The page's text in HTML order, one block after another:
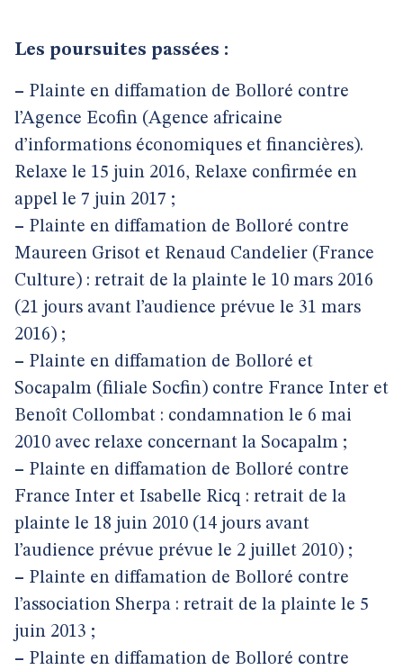
Les poursuites passées :
– Plainte en diffamation de Bolloré contre
l’Agence Ecofin (Agence africaine
d’informations économiques et financières).
Relaxe le 15 juin 2016, Relaxe confirmée en
appel le 7 juin 2017 ;
– Plainte en diffamation de Bolloré contre
Maureen Grisot et Renaud Candelier (France
Culture) : retrait de la plainte le 10 mars 2016
(21 jours avant l’audience prévue le 31 mars
2016) ;
– Plainte en diffamation de Bolloré et
Socapalm (filiale Socfin) contre France Inter et
Benoît Collombat : condamnation le 6 mai
2010 avec relaxe concernant la Socapalm ;
– Plainte en diffamation de Bolloré contre
France Inter et Isabelle Ricq : retrait de la
plainte le 18 juin 2010 (14 jours avant
l’audience prévue prévue le 2 juillet 2010) ;
– Plainte en diffamation de Bolloré contre
l’association Sherpa : retrait de la plainte le 5
juin 2013 ;
– Plainte en diffamation de Bolloré contre